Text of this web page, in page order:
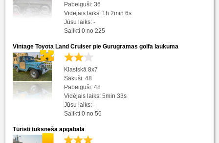
Pabeiguši: 36
Vidējais laiks: 1h 2min 6s
Jūsu laiks: -
Salikti 0 no 225
Vintage Toyota Land Cruiser pie Gurugramas golfa laukuma
Klasiskā 8x7
Sākuši: 48
Pabeiguši: 48
Vidējais laiks: 5min 33s
Jūsu laiks: -
Salikti 0 no 56
Tūristi tuksneša apgabalā